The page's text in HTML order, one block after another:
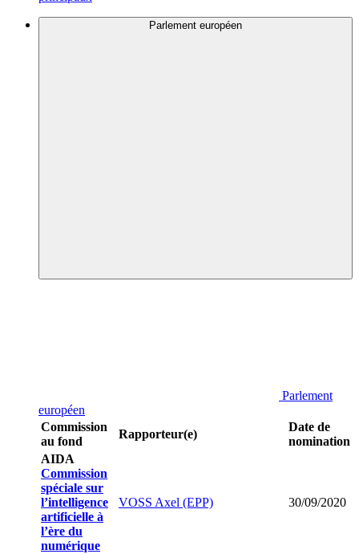
Parlement européen
Parlement
européen
Commission
au fond
Rapporteur(e)
Date de
nomination
AIDA
Commission
spéciale sur
l’intelligence
artificielle à
l’ère du
numérique
VOSS Axel (EPP) 30/09/2020